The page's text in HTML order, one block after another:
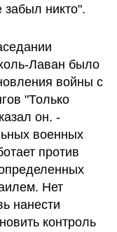
забыл никто".
Лаван было
войны с
"Только
он. -
военных
против
Нет
нанести
контроль